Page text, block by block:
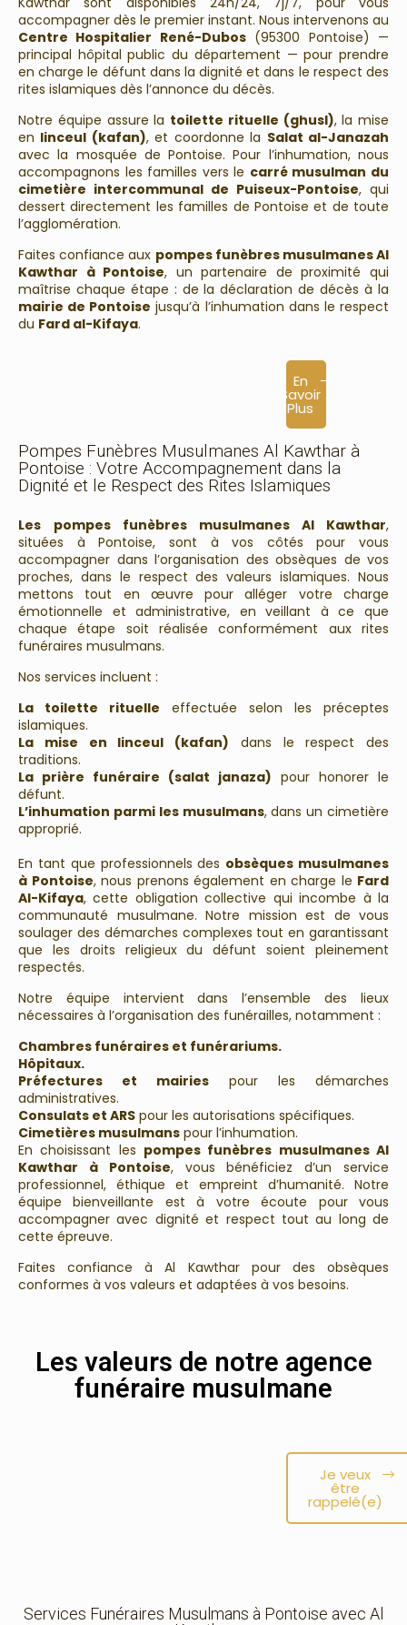
accompagner dès le premier instant. Nous intervenons au
Centre Hospitalier René-Dubos(95300 Pontoise) —
principal hôpital public du département — pour prendre
en charge le défunt dans la dignité et dans le respect des
rites islamiques dès l’annonce du décès.
Notre équipe assure la toilette rituelle (ghusl), la mise
en linceul (kafan), et coordonne la Salat al-Janazah
avec la mosquée de Pontoise. Pour l’inhumation, nous
accompagnons les familles vers le carré musulman du
cimetière intercommunal de Puiseux-Pontoise, qui
dessert directement les familles de Pontoise et de toute
l’agglomération.
Faites confiance aux pompes funèbres musulmanes Al
Kawthar à Pontoise, un partenaire de proximité qui
maîtrise chaque étape : de la déclaration de décès à la
mairie de Pontoise jusqu’à l’inhumation dans le respect
du Fard al-Kifaya.
En
Savoir
Plus
Pompes Funèbres Musulmanes Al Kawthar à
Pontoise : Votre Accompagnement dans la
Dignité et le Respect des Rites Islamiques
Les pompes funèbres musulmanes Al Kawthar,
situées à Pontoise, sont à vos côtés pour vous
accompagner dans l’organisation des obsèques de vos
proches, dans le respect des valeurs islamiques. Nous
mettons tout en œuvre pour alléger votre charge
émotionnelle et administrative, en veillant à ce que
chaque étape soit réalisée conformément aux rites
funéraires musulmans.
Nos services incluent :
La toilette rituelle effectuée selon les préceptes
islamiques.
La mise en linceul (kafan) dans le respect des
traditions.
La prière funéraire (salat janaza) pour honorer le
défunt.
L’inhumation parmi les musulmans, dans un cimetière
approprié.
En tant que professionnels des obsèques musulmanes
à Pontoise, nous prenons également en charge le Fard
Al-Kifaya, cette obligation collective qui incombe à la
communauté musulmane. Notre mission est de vous
soulager des démarches complexes tout en garantissant
que les droits religieux du défunt soient pleinement
respectés.
Notre équipe intervient dans l’ensemble des lieux
nécessaires à l’organisation des funérailles, notamment :
Chambres funéraires et funérariums.
Hôpitaux.
Préfectures et mairies pour les démarches
administratives.
Consulats et ARS pour les autorisations spécifiques.
Cimetières musulmans pour l’inhumation.
En choisissant les pompes funèbres musulmanes Al
Kawthar à Pontoise, vous bénéficiez d’un service
professionnel, éthique et empreint d’humanité. Notre
équipe bienveillante est à votre écoute pour vous
accompagner avec dignité et respect tout au long de
cette épreuve.
Faites confiance à Al Kawthar pour des obsèques
conformes à vos valeurs et adaptées à vos besoins.
Les valeurs de notre agence
funéraire musulmane
Je veux
être
rappelé(e)
Services Funéraires Musulmans à Pontoise avec Al